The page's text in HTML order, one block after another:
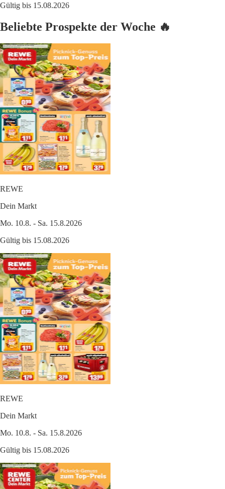
Gültig bis 15.08.2026
Beliebte Prospekte der Woche 🔥
REWE
Dein Markt
Mo. 10.8. - Sa. 15.8.2026
Gültig bis 15.08.2026
REWE
Dein Markt
Mo. 10.8. - Sa. 15.8.2026
Gültig bis 15.08.2026